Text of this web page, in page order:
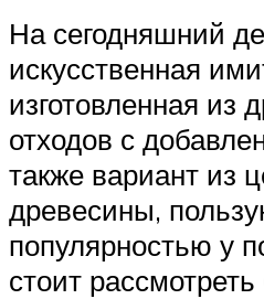
На сегодняшний
искусственная
изготовленная из
отходов с
также вариант из
древесины,
популярностью у
стоит